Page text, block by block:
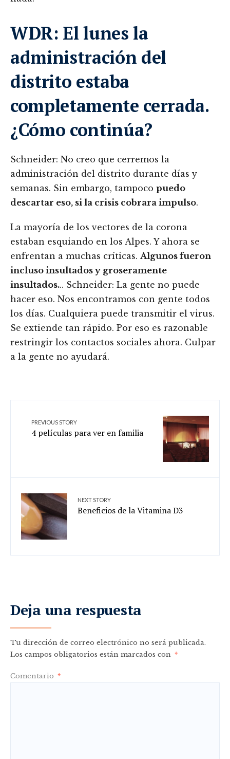
WDR: El lunes la
administración del
distrito estaba
completamente cerrada.
¿Cómo continúa?
Schneider: No creo que cerremos la
administración del distrito durante días y
semanas. Sin embargo, tampoco puedo
descartar eso, si la crisis cobrara impulso.
La mayoría de los vectores de la corona
estaban esquiando en los Alpes. Y ahora se
enfrentan a muchas críticas. Algunos fueron
incluso insultados y groseramente
insultados... Schneider: La gente no puede
hacer eso. Nos encontramos con gente todos
los días. Cualquiera puede transmitir el virus.
Se extiende tan rápido. Por eso es razonable
restringir los contactos sociales ahora. Culpar
a la gente no ayudará.
PREVIOUS STORY
4 películas para ver en familia
NEXT STORY
Beneficios de la Vitamina D3
Deja una respuesta
Tu dirección de correo electrónico no será publicada.
Los campos obligatorios están marcados con *
Comentario *